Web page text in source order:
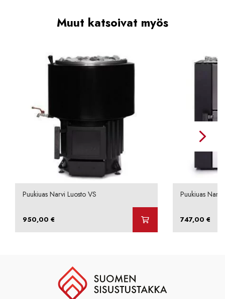
Muut katsoivat myös
Puukiuas Narvi Luosto VS
950,00€
Puukiuas
747,00 €